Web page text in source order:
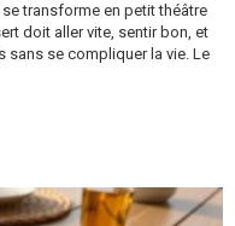
transforme en petit théâtre
doit aller vite, sentir bon, et
sans se compliquer la vie. Le